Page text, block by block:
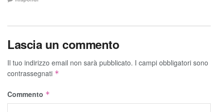
Lascia un commento
Il tuo indirizzo email non sarà pubblicato. I campi obbligatori sono
contrassegnati *
Commento *